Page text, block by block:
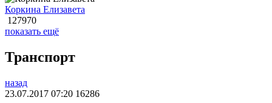
Коркина Елизавета
127970
показать ещё
Транспорт
назад
23.07.2017 07:20 16286